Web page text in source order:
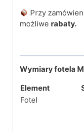
Przy
możliwe rabaty.
Wymiary fotela
Element
Fotel